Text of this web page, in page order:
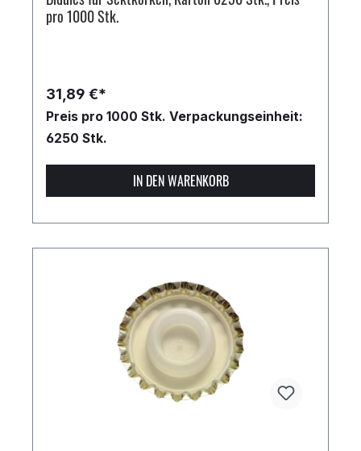
pro 1000 Stk.
31,89 €*
Preis pro 1000 Stk. Verpackungseinheit:
6250 Stk.
IN DEN WARENKORB